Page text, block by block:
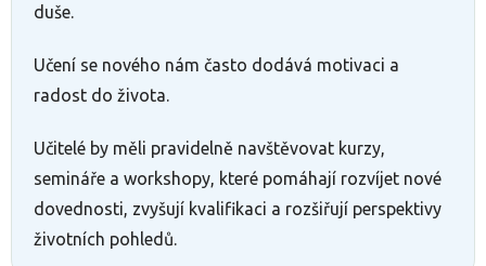
duše.
Učení se nového nám často dodává motivaci a
radost do života.
Učitelé by měli pravidelně navštěvovat kurzy,
semináře a workshopy, které pomáhají rozvíjet nové
dovednosti, zvyšují kvalifikaci a rozšiřují perspektivy
životních pohledů.